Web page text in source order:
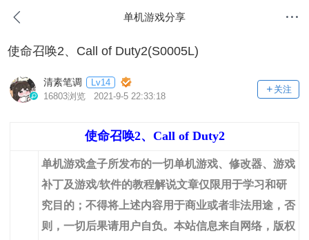
单机游戏分享
使命召唤2、Call of Duty2(S0005L)
清素笔调
Lv14
16803浏览 2021-9-5 22:33:18
关注
使命召唤2、Call of Duty2
单机游戏盒子所发布的一切单机游戏、修改器、游戏
补丁及游戏/软件的教程解说文章仅限用于学习和研
究目的；不得将上述内容用于商业或者非法用途，否
则，一切后果请用户自负。本站信息来自网络，版权